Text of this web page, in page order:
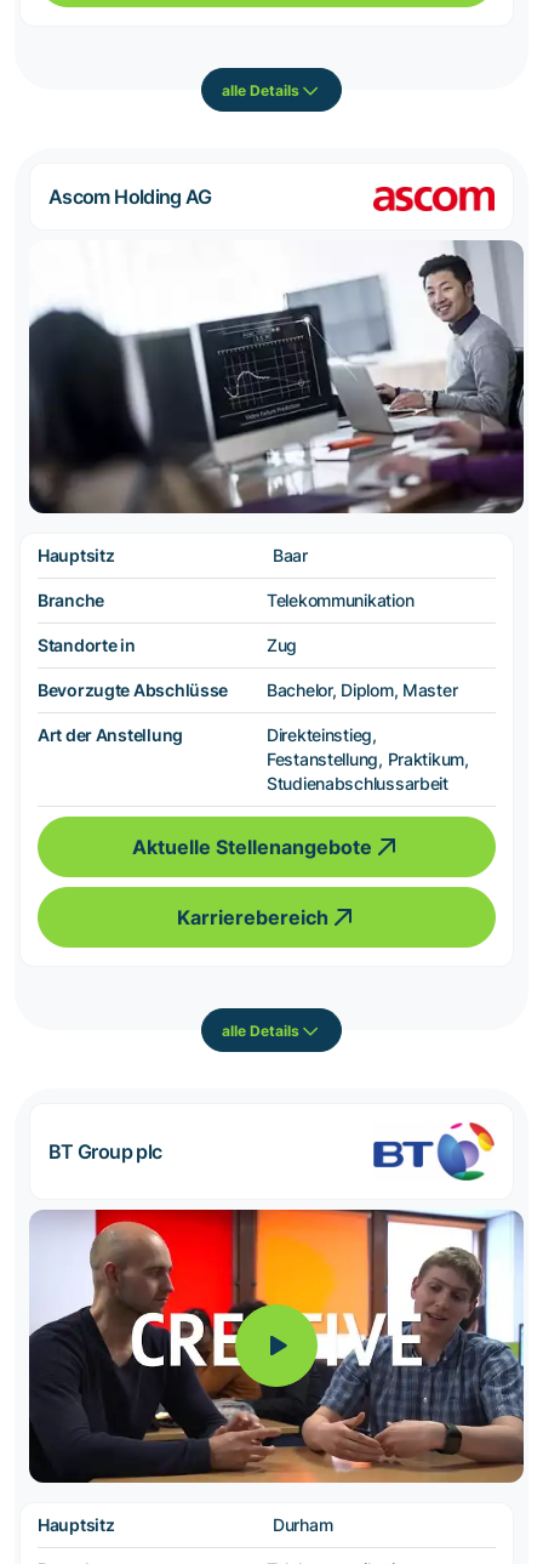
alle Details
Ascom Holding AG
Hauptsitz Baar
Branche Telekommunikation
Standorte in Zug
Bevorzugte Abschlüsse Bachelor, Diplom, Master
Art der Anstellung
Direkteinstieg,
Festanstellung, Praktikum,
Studienabschlussarbeit
Aktuelle Stellenangebote
Karrierebereich
alle Details
BT Group plc
Hauptsitz Durham